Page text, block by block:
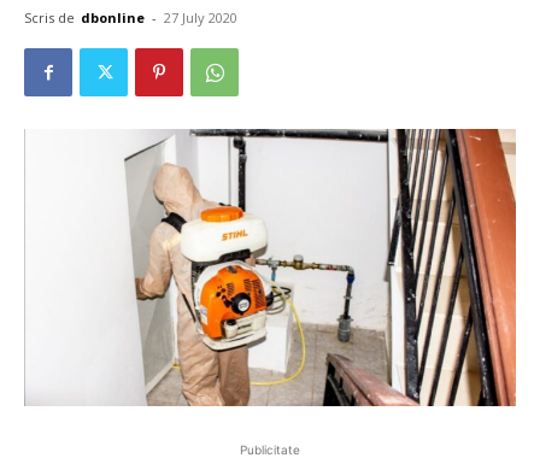
Scris de dbonline - 27 July 2020
Publicitate